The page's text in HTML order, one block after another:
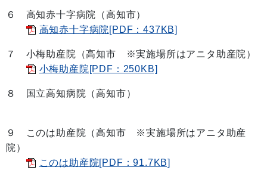
６ 高知赤十字病院（高知市）
高知赤十字病院[PDF：437KB]
７ 小梅助産院（高知市 ※実施場所はアニタ助産院）
小梅助産院[PDF：250KB]
８ 国立高知病院（高知市）
９ このは助産院（高知市 ※実施場所はアニタ助産
院）
このは助産院[PDF：91.7KB]